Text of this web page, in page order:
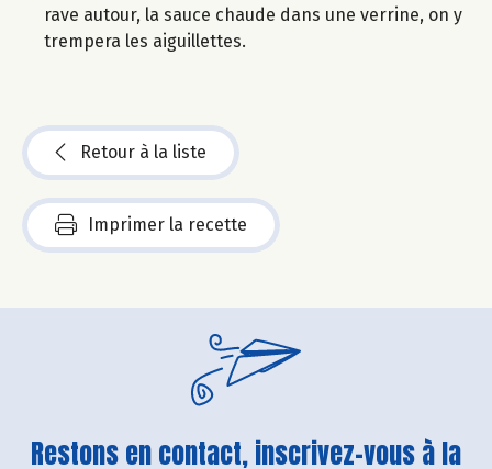
rave autour, la sauce chaude dans une verrine, on y
trempera les aiguillettes.
Retour à la liste
Imprimer la recette
Restons en contact, inscrivez-vous à la